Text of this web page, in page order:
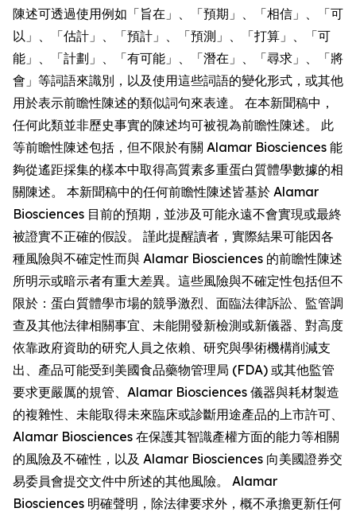
陳述可透過使用例如「旨在」、「預期」、「相信」、「可
以」、「估計」、「預計」、「預測」、「打算」、「可
能」、「計劃」、「有可能」、「潛在」、「尋求」、「將
會」等詞語來識別，以及使用這些詞語的變化形式，或其他
用於表示前瞻性陳述的類似詞句來表達。 在本新聞稿中，
任何此類並非歷史事實的陳述均可被視為前瞻性陳述。 此
等前瞻性陳述包括，但不限於有關 Alamar Biosciences 能
夠從遙距採集的樣本中取得高質素多重蛋白質體學數據的相
關陳述。 本新聞稿中的任何前瞻性陳述皆基於 Alamar
Biosciences 目前的預期，並涉及可能永遠不會實現或最終
被證實不正確的假設。 謹此提醒讀者，實際結果可能因各
種風險與不確定性而與 Alamar Biosciences 的前瞻性陳述
所明示或暗示者有重大差異。這些風險與不確定性包括但不
限於：蛋白質體學市場的競爭激烈、面臨法律訴訟、監管調
查及其他法律相關事宜、未能開發新檢測或新儀器、對高度
依靠政府資助的研究人員之依賴、研究與學術機構削減支
出、產品可能受到美國食品藥物管理局 (FDA) 或其他監管
要求更嚴厲的規管、Alamar Biosciences 儀器與耗材製造
的複雜性、未能取得未來臨床或診斷用途產品的上市許可、
Alamar Biosciences 在保護其智識產權方面的能力等相關
的風險及不確性，以及 Alamar Biosciences 向美國證券交
易委員會提交文件中所述的其他風險。 Alamar
Biosciences 明確聲明，除法律要求外，概不承擔更新任何